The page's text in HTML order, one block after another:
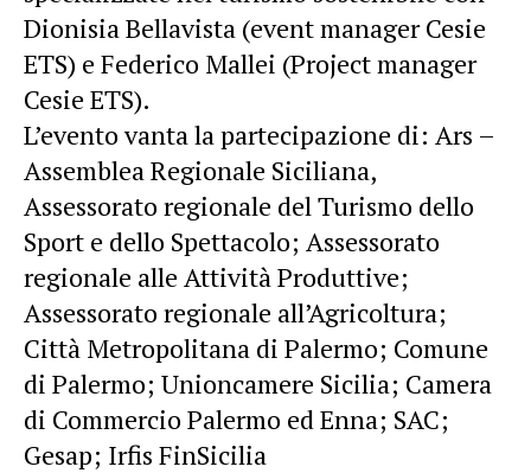
Dionisia Bellavista (event manager Cesie
ETS) e Federico Mallei (Project manager
Cesie ETS).
L’evento vanta la partecipazione di: Ars –
Assemblea Regionale Siciliana,
Assessorato regionale del Turismo dello
Sport e dello Spettacolo; Assessorato
regionale alle Attività Produttive;
Assessorato regionale all’Agricoltura;
Città Metropolitana di Palermo; Comune
di Palermo; Unioncamere Sicilia; Camera
di Commercio Palermo ed Enna; SAC;
Gesap; Irfis FinSicilia